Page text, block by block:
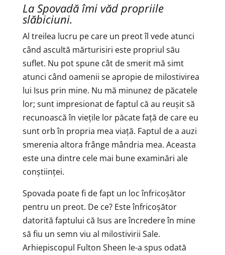
La Spovadă îmi văd propriile
slăbiciuni.
Al treilea lucru pe care un preot îl vede atunci
când ascultă mărturisiri este propriul său
suflet. Nu pot spune cât de smerit mă simt
atunci când oamenii se apropie de milostivirea
lui Isus prin mine. Nu mă minunez de păcatele
lor; sunt impresionat de faptul că au reușit să
recunoască în viețile lor păcate față de care eu
sunt orb în propria mea viață. Faptul de a auzi
smerenia altora frânge mândria mea. Aceasta
este una dintre cele mai bune examinări ale
conștiinței.
Spovada poate fi de fapt un loc înfricoșător
pentru un preot. De ce? Este înfricoșător
datorită faptului că Isus are încredere în mine
să fiu un semn viu al milostivirii Sale.
Arhiepiscopul Fulton Sheen le-a spus odată